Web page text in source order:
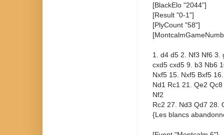
[BlackElo "2044"]
[Result "0-1"]
[PlyCount "58"]
1. d4 d5 2. Nf3 Nf6 3.
cxd5 cxd5 9. b3 Nb6
Nxf5 15. Nxf5 Bxf5
Nd1 Rc1 21. Qe2
Nf2
Rc2 27. Nd3 Qd7 28.
{Les blancs